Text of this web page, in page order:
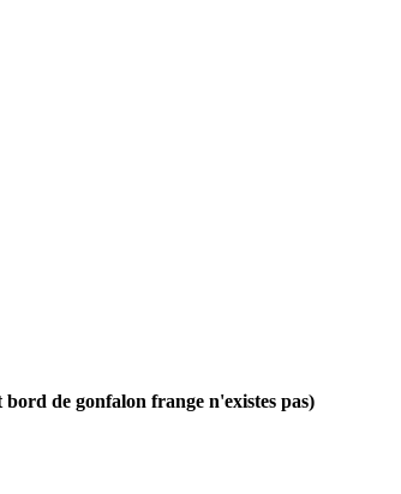
bord de gonfalon frange n'existes pas)